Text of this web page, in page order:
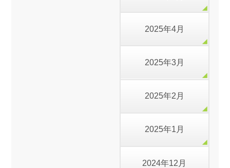
2025年4月
2025年3月
2025年2月
2025年1月
2024年12月